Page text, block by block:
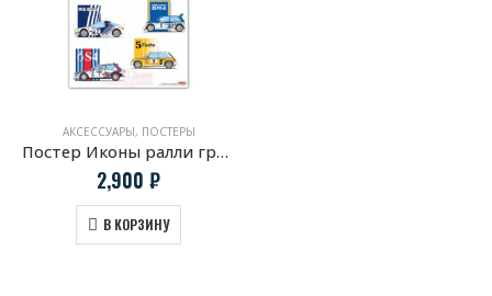
АКСЕССУАРЫ, ПОСТЕРЫ
Постер Иконы ралли группы Б
2,900 ₽
В КОРЗИНУ